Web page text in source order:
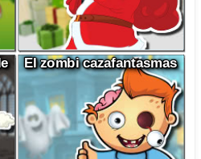
El zombi cazafantasmas